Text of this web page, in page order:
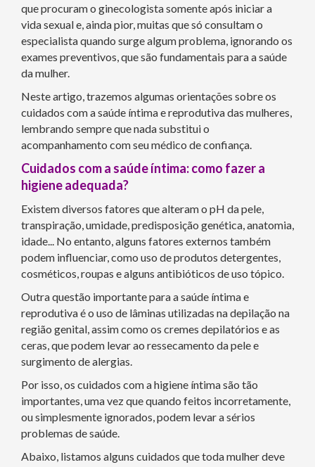
que procuram o ginecologista somente após iniciar a
vida sexual e, ainda pior, muitas que só consultam o
especialista quando surge algum problema, ignorando os
exames preventivos, que são fundamentais para a saúde
da mulher.
Neste artigo, trazemos algumas orientações sobre os
cuidados com a saúde íntima e reprodutiva das mulheres,
lembrando sempre que nada substitui o
acompanhamento com seu médico de confiança.
Cuidados com a saúde íntima: como fazer a
higiene adequada?
Existem diversos fatores que alteram o pH da pele,
transpiração, umidade, predisposição genética, anatomia,
idade... No entanto, alguns fatores externos também
podem influenciar, como uso de produtos detergentes,
cosméticos, roupas e alguns antibióticos de uso tópico.
Outra questão importante para a saúde íntima e
reprodutiva é o uso de lâminas utilizadas na depilação na
região genital, assim como os cremes depilatórios e as
ceras, que podem levar ao ressecamento da pele e
surgimento de alergias.
Por isso, os cuidados com a higiene íntima são tão
importantes, uma vez que quando feitos incorretamente,
ou simplesmente ignorados, podem levar a sérios
problemas de saúde.
Abaixo, listamos alguns cuidados que toda mulher deve